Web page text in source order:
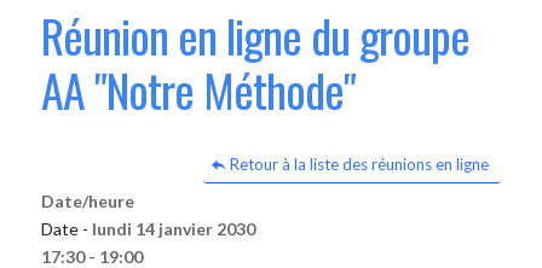
Réunion en ligne du groupe
AA "Notre Méthode"
Retour à la liste des réunions en ligne
Date/heure
Date - lundi 14 janvier 2030
17:30 - 19:00